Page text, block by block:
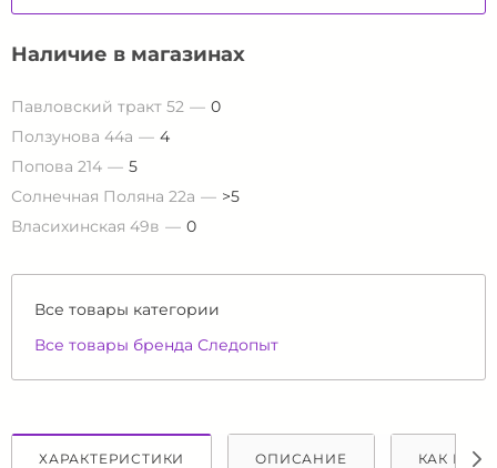
Наличие в магазинах
Павловский тракт 52
0
Ползунова 44а
4
Попова 214
5
Солнечная Поляна 22а
>5
Власихинская 49в
0
Все товары категории
Все товары бренда Следопыт
ХАРАКТЕРИСТИКИ ОПИСАНИЕ КАК